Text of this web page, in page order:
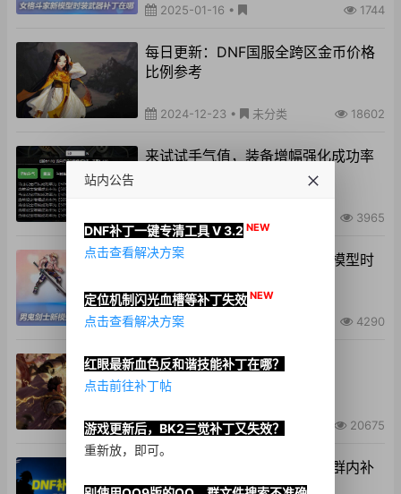
2025-01-16 • 1744
每日更新：DNF国服全跨区金币价格
比例参考
2024-12-23 • 未分类 18602
来试试手气值，装备增幅强化成功率
3965
补丁群专属教程：男鬼剑士新模型时
2024-01-11 4290
本站重要公告列表
2024-01-11• 站务管理 20675
【疑问解答汇总】入群必看，群内补
丁介绍，补丁使用教程
站内公告
DNF补丁一键专清工具 V 3.2 NEW
点击查看解决方案
定位机制闪光血槽等补丁失效 NEW
点击查看解决方案
红眼最新血色反和谐技能补丁在哪？
点击前往补丁帖
游戏更新后，BK2三觉补丁又失效？
重新放，即可。